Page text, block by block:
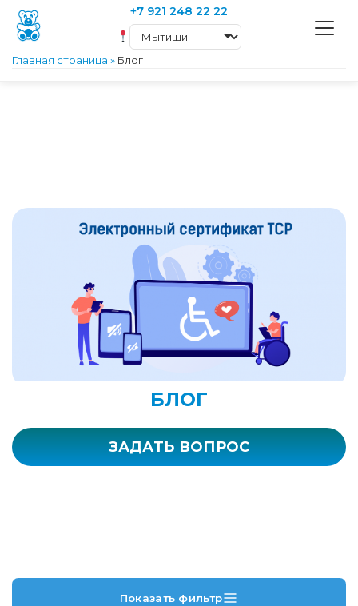
+7 921 248 22 22
Главная страница » Блог
БЛОГ
ЗАДАТЬ ВОПРОС
Показать фильтр